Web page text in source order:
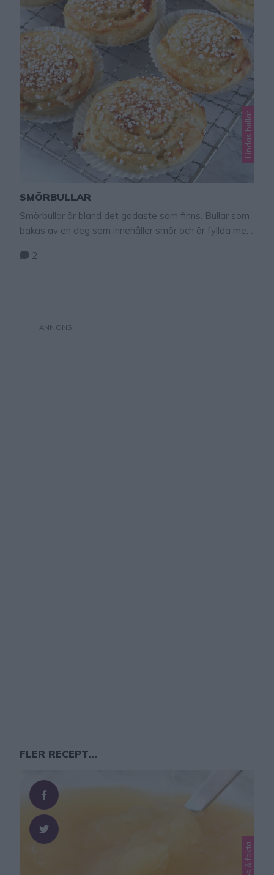
Lindas bullar
SMÖRBULLAR
Smörbullar är bland det godaste som finns. Bullar som
bakas av en deg som innehåller smör och är fyllda med
småler i munnen och har en rykande åtgång. Smörbullar
2
FLER RECEPT...